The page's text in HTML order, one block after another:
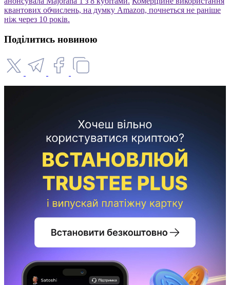
квантових обчислень, на думку Amazon, почнеться не раніше
ніж через 10 років.
Поділитись новиною